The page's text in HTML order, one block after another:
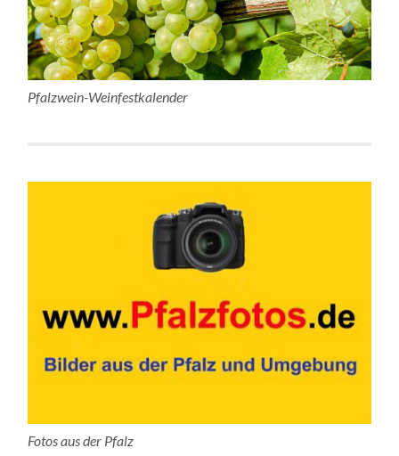
Pfalzwein-Weinfestkalender
Fotos aus der Pfalz